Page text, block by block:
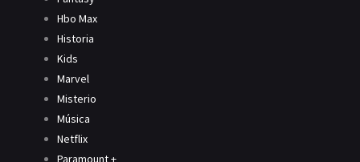
Hbo Max
Historia
Kids
Marvel
Misterio
Música
Netflix
Paramount +